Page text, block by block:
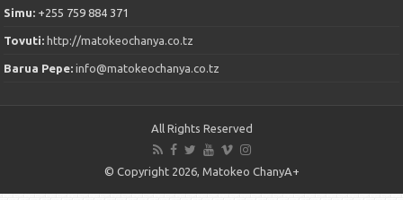
Simu: +255 759 884 371
Tovuti:http://matokeochanya.co.tz
Barua Pepe:info@matokeochanya.co.tz
All Rights Reserved
© Copyright 2026, Matokeo ChanyA+